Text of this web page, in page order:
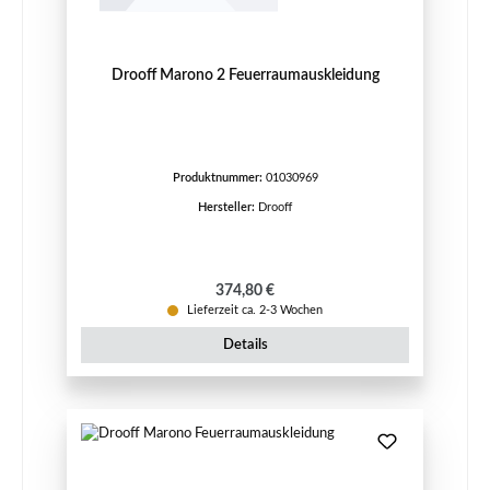
Drooff Marono 2 Feuerraumauskleidung
Produktnummer: 01030969
Hersteller: Drooff
Regulärer Preis:
374,80 €
Lieferzeit ca. 2-3 Wochen
Details